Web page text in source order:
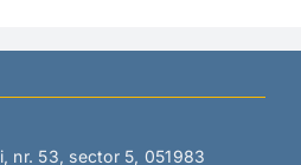
nr. 53, sector 5, 051983